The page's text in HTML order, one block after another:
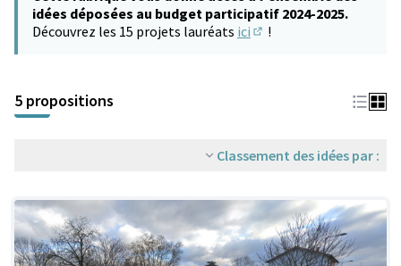
idées déposées au budget participatif 2024-2025.
Découvrez les 15 projets lauréats ici !
5 propositions
Classement des idées par :